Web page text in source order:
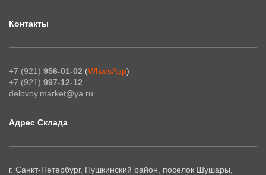
Контакты
+7 (921) 956-01-02 (WhatsApp)
+7 (921) 997-12-12
delovoy.market@ya.ru
Адрес Склада
г. Санкт-Петербург, Пушкинский район, поселок Шушары,